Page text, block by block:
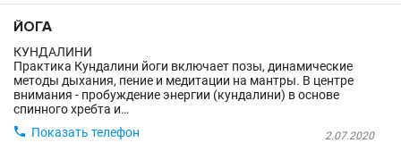
ЙОГА
КУНДАЛИНИ
Практика Кундалини йоги включает позы, динамические
методы дыхания, пение и медитации на мантры. В центре
внимания - пробуждение энергии (кундалини) в основе
спинного хребта и…
2.07.2020
 Показать телефон